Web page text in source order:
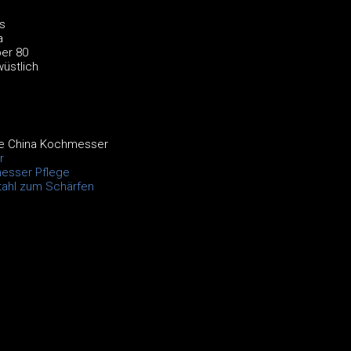
80
China Kochmesser
Pflege
zum Schärfen